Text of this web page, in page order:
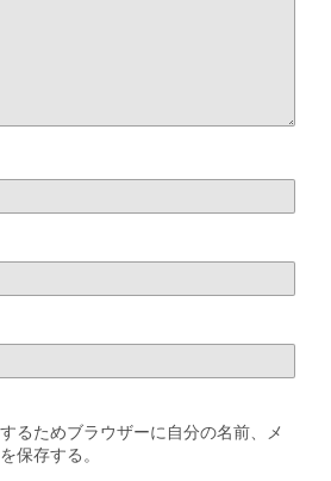
るためブラウザーに自分の名前、メ
保存する。